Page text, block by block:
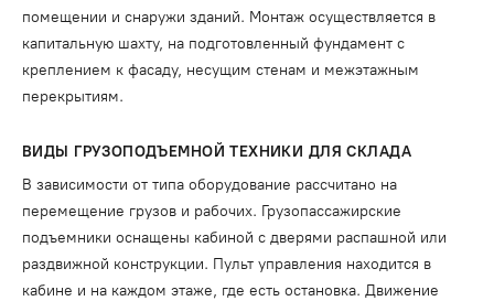
помещении и снаружи зданий. Монтаж осуществляется в
капитальную шахту, на подготовленный фундамент с
креплением к фасаду, несущим стенам и межэтажным
перекрытиям.
ВИДЫ ГРУЗОПОДЪЕМНОЙ ТЕХНИКИ ДЛЯ СКЛАДА
В зависимости от типа оборудование рассчитано на
перемещение грузов и рабочих. Грузопассажирские
подъемники оснащены кабиной с дверями распашной или
раздвижной конструкции. Пульт управления находится в
кабине и на каждом этаже, где есть остановка. Движение